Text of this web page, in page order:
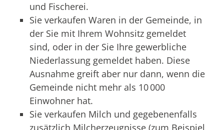
und Fischerei.
Sie verkaufen Waren in der Gemeinde, in
der Sie mit Ihrem Wohnsitz gemeldet
sind, oder in der Sie Ihre gewerbliche
Niederlassung gemeldet haben. Diese
Ausnahme greift aber nur dann, wenn die
Gemeinde nicht mehr als 10 000
Einwohner hat.
Sie verkaufen Milch und gegebenenfalls
zusätzlich Milcherzeugnisse (zum Beispiel